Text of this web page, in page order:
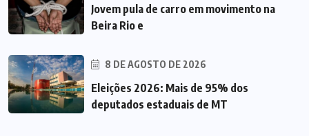
Jovem pula de carro em movimento na
Beira Rio e
8 DE AGOSTO DE 2026
Eleições 2026: Mais de 95% dos
deputados estaduais de MT